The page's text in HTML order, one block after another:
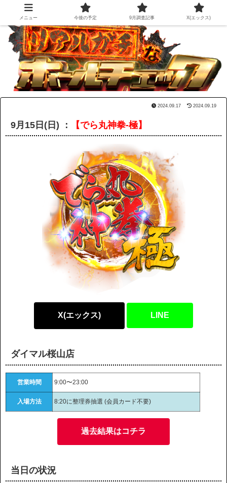
2024.09.17 2024.09.19
9月15日(日) ： 【でら丸神拳-極】
X(エックス) LINE
ダイマル桜山店
営業時間 9:00〜23:00
入場方法 8:20に整理券抽選 (会員カード不要)
過去結果はコチラ
当日の状況
メニュー 今後の予定 9月調査記事 X(エックス)